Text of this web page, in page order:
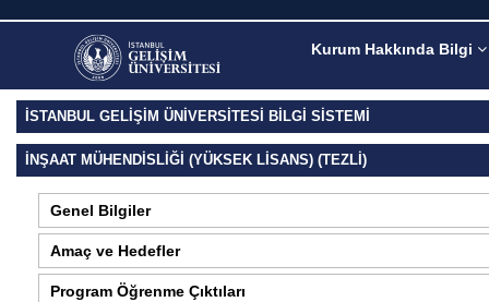
Kurum Hakkında Bilgi
İSTANBUL GELİŞİM ÜNİVERSİTESİ BİLGİ SİSTEMİ
İNŞAAT MÜHENDISLIĞI (YÜKSEK LISANS) (TEZLI)
Genel Bilgiler
Amaç ve Hedefler
Program Öğrenme Çıktıları